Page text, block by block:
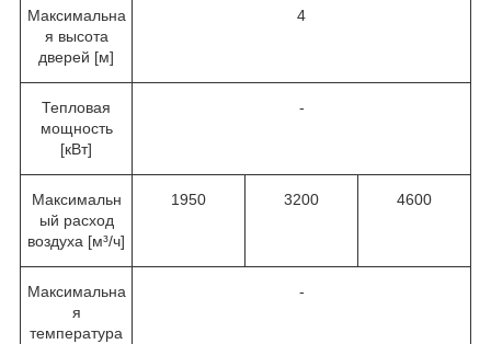
Максимальна
я высота
дверей [м]
4
Тепловая
мощность
[кВт]
-
Максимальн
ый расход
воздуха [м³/ч]
1950 3200 4600
Максимальна
я
температура
-